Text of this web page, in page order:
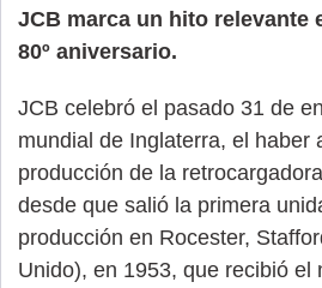
JCB marca un hito relevante
80º aniversario.
JCB celebró el pasado 31 de
mundial de Inglaterra, el haber
producción de la
desde que salió la primera
producción en Rocester,
Unido), en 1953, que recibió el